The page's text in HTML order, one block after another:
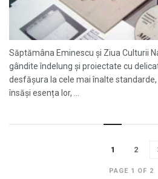
Săptămâna Eminescu și Ziua Culturii
gândite îndelung și proiectate cu
desfășura la cele mai înalte
însăși esența lor, ...
PAGE 1 OF 2
1 2